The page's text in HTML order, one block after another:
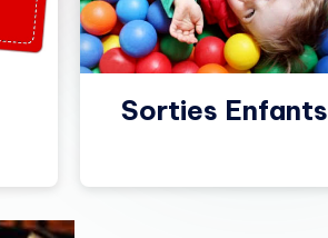
Sorties Enfants